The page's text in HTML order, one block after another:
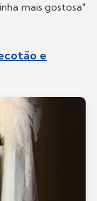
mais gostosa"
e